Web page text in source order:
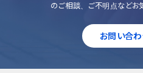
のご相談、ご不明点などお
お問い合